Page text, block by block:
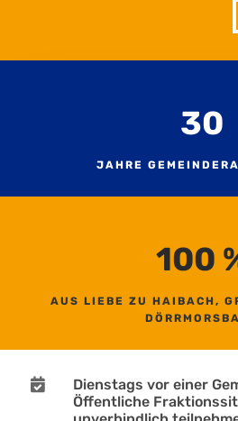
30
JAHRE
100
AUS LIEBE ZU HAIBACH,

Dienstags vor einer
Öffentliche